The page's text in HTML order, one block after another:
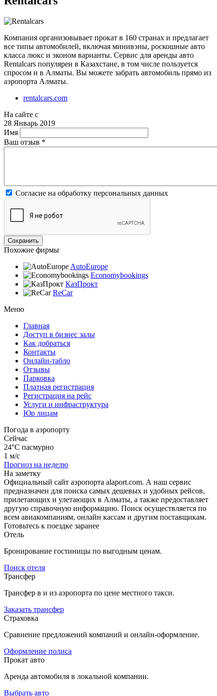
Компания организовывает прокат в 160 странах и предлагает
все типы автомобилей, включая минивэны, роскошные авто
класса люкс и эконом варианты. Сервис для аренды авто
Rentalcars популярен в Казахстане, в том числе пользуется
спросом и в Алматы. Вы можете забрать автомобиль прямо из
аэропорта Алматы.
rentalcars.com
На сайте с
28 Январь 2019
Имя
Ваш отзыв *
Согласие на обработку персональных данных
Похожие фирмы
AutoEurope
Economybookings
КазПрокт
ReCar
Меню
Главная
Доступ в бизнес залы
Как добраться
Контакты
Онлайн-табло
Отзывы
Парковка
Платная регистрация
Регистрация на рейс
Услуги и инфраструктура
Юр лицам
Погода в аэропорту
Сейчас
24°C пасмурно
1 м/с
Прогноз на неделю
На заметку
Официальный сайт аэропорта alaport.com. А наш сервис
предназначен для поиска самых дешевых и удобных рейсов,
прилетающих и улетающих в Алматы, а также предоставляет
другую справочную информацию. Поиск осуществляется по
всем авиакомпаниям, онлайн кассам и другим поставщикам.
Готовьтесь к поездке заранее
Отель
Бронирование гостиницы по выгодным ценам.
Поиск отеля
Трансфер
Трансфер в и из аэропорта по цене местного такси.
Заказать трансфер
Страховка
Сравнение предложений компаний и онлайн-оформление.
Оформление полиса
Прокат авто
Аренда автомобиля в локальной компании.
Выбрать авто